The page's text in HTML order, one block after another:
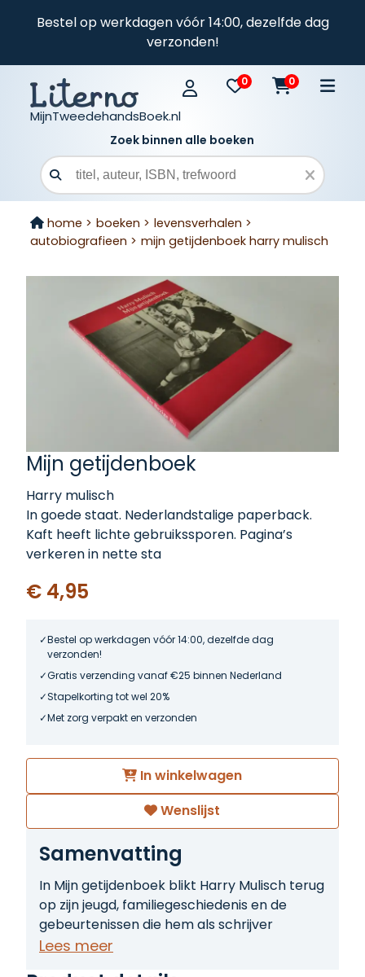
Bestel op werkdagen vóór 14:00, dezelfde dag
verzonden!
MijnTweedehandsBoek.nl
0 0
Zoek binnen alle boeken
Zoekveld
home > boeken > levensverhalen >
autobiografieen > mijn getijdenboek harry mulisch
Mijn getijdenboek
Harry mulisch
In goede staat. Nederlandstalige paperback.
Kaft heeft lichte gebruikssporen. Pagina’s
verkeren in nette sta
€ 4,95
Bestel op werkdagen vóór 14:00, dezelfde dag
verzonden!
Gratis verzending vanaf €25 binnen Nederland
Stapelkorting tot wel 20%
Met zorg verpakt en verzonden
In winkelwagen
Wenslijst
Samenvatting
In Mijn getijdenboek blikt Harry Mulisch terug
op zijn jeugd, familiegeschiedenis en de
gebeurtenissen die hem als schrijver
hebben gevormd. Persoonlijke
Lees meer